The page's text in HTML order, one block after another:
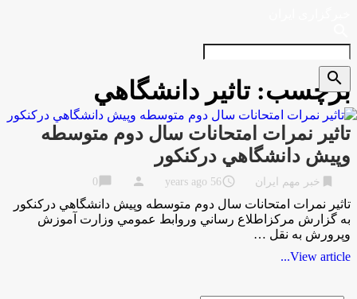
برچسب: تاثير دانشگاهي
تاثير نمرات امتحانات سال دوم متوسطه
وپيش دانشگاهي دركنكور
خبر مهم ایران access_time
56 years ago
person
chat_bubble
تاثير نمرات امتحانات سال دوم متوسطه وپيش دانشگاهي دركنكور
به گزارش مركزاطلاع رساني وروابط عمومي وزارت آموزش
وپرورش به نقل …
View article...
search